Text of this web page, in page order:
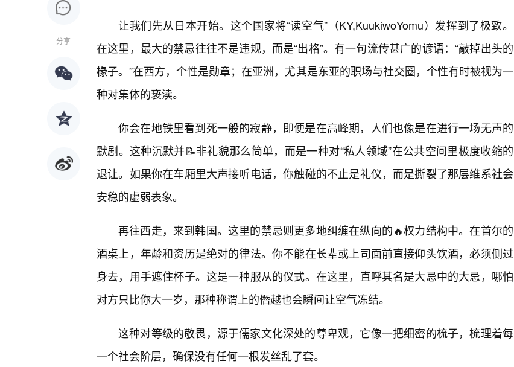
分享
让我们先从日本开始。这个国家将“读空气”（KY,KuukiwoYomu）发挥到了极致。
在这里，最大的禁忌往往不是违规，而是“出格”。有一句流传甚广的谚语：“敲掉出头的
椽子。”在西方，个性是勋章；在亚洲，尤其是东亚的职场与社交圈，个性有时被视为一
种对集体的亵渎。
你会在地铁里看到死一般的寂静，即便是在高峰期，人们也像是在进行一场无声的
默剧。这种沉默并📝非礼貌那么简单，而是一种对“私人领域”在公共空间里极度收缩的
退让。如果你在车厢里大声接听电话，你触碰的不止是礼仪，而是撕裂了那层维系社会
安稳的虚弱表象。
再往西走，来到韩国。这里的禁忌则更多地纠缠在纵向的🔥权力结构中。在首尔的
酒桌上，年龄和资历是绝对的律法。你不能在长辈或上司面前直接仰头饮酒，必须侧过
身去，用手遮住杯子。这是一种服从的仪式。在这里，直呼其名是大忌中的大忌，哪怕
对方只比你大一岁，那种称谓上的僭越也会瞬间让空气冻结。
这种对等级的敬畏，源于儒家文化深处的尊卑观，它像一把细密的梳子，梳理着每
一个社会阶层，确保没有任何一根发丝乱了套。